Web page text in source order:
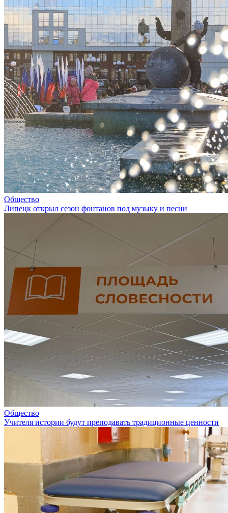
Общество
Липецк открыл сезон фонтанов под музыку и песни
Общество
Учителя истории будут преподавать традиционные ценности